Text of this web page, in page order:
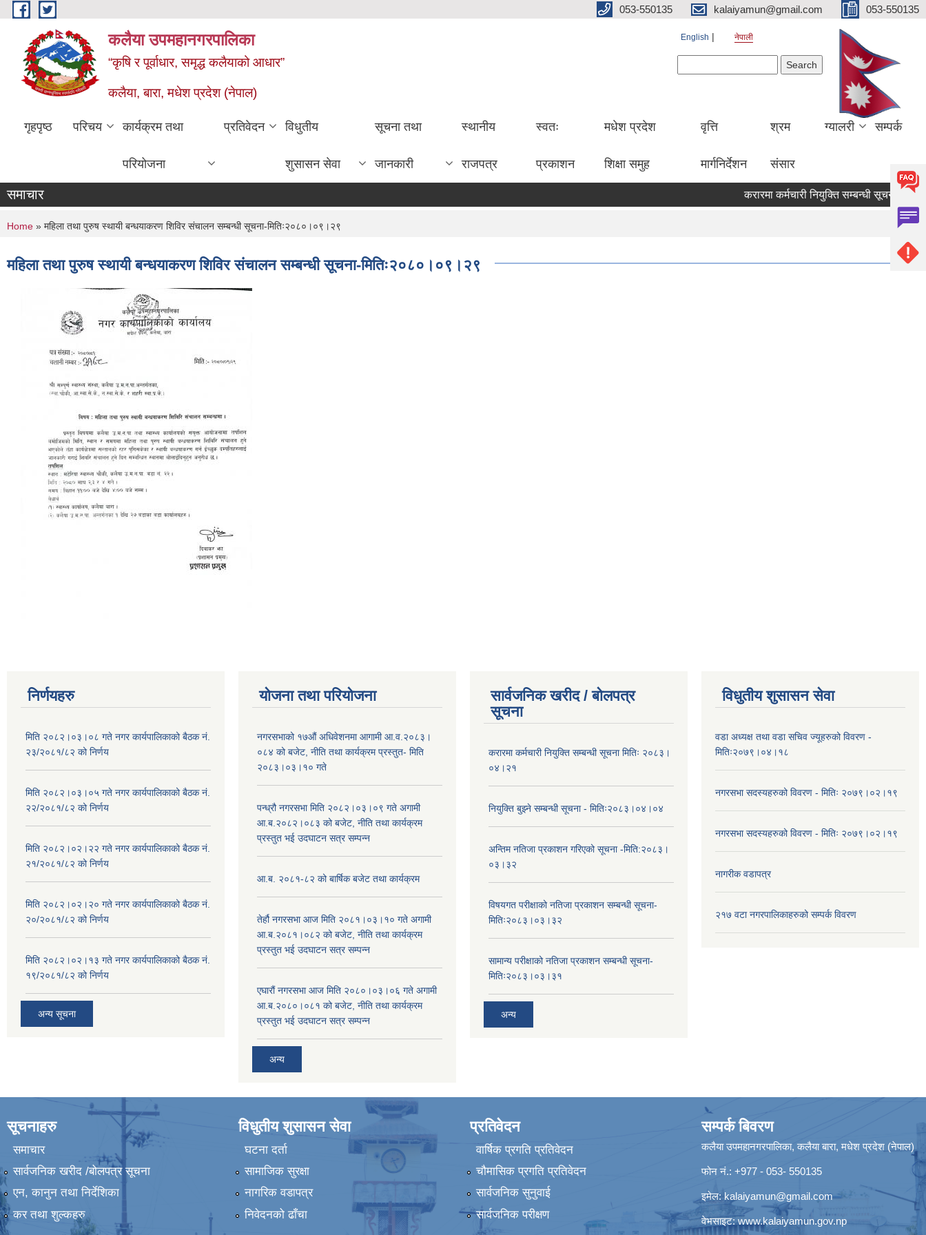
Skip to main content 053-550135 kalaiyamun@gmail.com 053-550135
कलैया उपमहानगरपालिका
“कृषि र पूर्वाधार, समृद्ध कलैयाको आधार”
कलैया, बारा, मधेश प्रदेश (नेपाल)
English नेपाली
गृहपृष्ठ परिचय कार्यक्रम तथा
परियोजना
प्रतिवेदन विधुतीय
शुसासन सेवा
सूचना तथा
जानकारी
स्थानीय
राजपत्र
स्वतः
प्रकाशन
मधेश प्रदेश
शिक्षा समुह
वृत्ति
मार्गनिर्देशन
श्रम
संसार
ग्यालरी सम्पर्क
समाचार करारमा कर्मचारी नियुक्ति सम्बन्धी सूचना मितिः
You are here
Home » महिला तथा पुरुष स्थायी बन्धयाकरण शिविर संचालन सम्बन्धी सूचना-मितिः२०८०।०९।२९
महिला तथा पुरुष स्थायी बन्धयाकरण शिविर संचालन सम्बन्धी सूचना-मितिः२०८०।०९।२९
निर्णयहरु
मिति २०८२।०३।०८ गते नगर कार्यपालिकाको बैठक नं.
२३/२०८१/८२ को निर्णय
मिति २०८२।०३।०५ गते नगर कार्यपालिकाको बैठक नं.
२२/२०८१/८२ को निर्णय
मिति २०८२।०२।२२ गते नगर कार्यपालिकाको बैठक नं.
२१/२०८१/८२ को निर्णय
मिति २०८२।०२।२० गते नगर कार्यपालिकाको बैठक नं.
२०/२०८१/८२ को निर्णय
मिति २०८२।०२।१३ गते नगर कार्यपालिकाको बैठक नं.
१९/२०८१/८२ को निर्णय
अन्य सूचना
योजना तथा परियोजना
नगरसभाको १७औं अधिवेशनमा आगामी आ.व.२०८३।
०८४ को बजेट, नीति तथा कार्यक्रम प्रस्तुत- मिति
२०८३।०३।१० गते
पन्ध्रौ नगरसभा मिति २०८२।०३।०९ गते अगामी
आ.ब.२०८२।०८३ को बजेट, नीति तथा कार्यक्रम
प्रस्तुत भई उदघाटन सत्र सम्पन्न
आ.ब. २०८१-८२ को बार्षिक बजेट तथा कार्यक्रम
तेर्हौ नगरसभा आज मिति २०८१।०३।१० गते अगामी
आ.ब.२०८१।०८२ को बजेट, नीति तथा कार्यक्रम
प्रस्तुत भई उदघाटन सत्र सम्पन्न
एघारौं नगरसभा आज मिति २०८०।०३।०६ गते अगामी
आ.ब.२०८०।०८१ को बजेट, नीति तथा कार्यक्रम
प्रस्तुत भई उदघाटन सत्र सम्पन्न
अन्य
सार्वजनिक खरीद / बोलपत्र
सूचना
करारमा कर्मचारी नियुक्ति सम्बन्धी सूचना मितिः २०८३।
०४।२१
नियुक्ति बुझ्ने सम्बन्धी सूचना - मितिः२०८३।०४।०४
अन्तिम नतिजा प्रकाशन गरिएको सूचना -मिति:२०८३।
०३।३२
विषयगत परीक्षाको नतिजा प्रकाशन सम्बन्धी सूचना-
मितिः२०८३।०३।३२
सामान्य परीक्षाको नतिजा प्रकाशन सम्बन्धी सूचना-
मितिः२०८३।०३।३१
अन्य
विधुतीय शुसासन सेवा
वडा अध्यक्ष तथा वडा सचिव ज्यूहरुको विवरण -
मितिः२०७९।०४।१८
नगरसभा सदस्यहरुको विवरण - मितिः २०७९।०२।१९
नगरसभा सदस्यहरुको विवरण - मितिः २०७९।०२।१९
नागरीक वडापत्र
२१७ वटा नगरपालिकाहरुको सम्पर्क विवरण
सूचनाहरु
समाचार
सार्वजनिक खरीद /बोलपत्र सूचना
एन, कानुन तथा निर्देशिका
कर तथा शुल्कहरु
विधुतीय शुसासन सेवा
घटना दर्ता
सामाजिक सुरक्षा
नागरिक वडापत्र
निवेदनको ढाँचा
प्रतिवेदन
वार्षिक प्रगति प्रतिवेदन
चौमासिक प्रगति प्रतिवेदन
सार्वजनिक सुनुवाई
सार्वजनिक परीक्षण
सम्पर्क बिवरण
कलैया उपमहानगरपालिका, कलैया बारा, मधेश प्रदेश (नेपाल)
फोन नं.: +977 - 053- 550135
इमेल: kalaiyamun@gmail.com
वेभसाइट:www.kalaiyamun.gov.np